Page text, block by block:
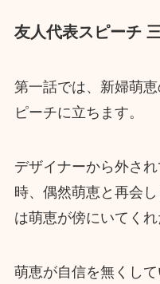
友人代表スピーチ
第一話では、新婦萌
ピーチに立ちます。
デザイナーから外さ
時、偶然萌恵と再会
は萌恵が傍にいてくれ
萌恵が自信を無くし